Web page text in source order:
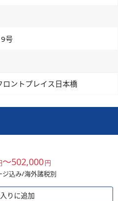
号
ントプレイス日本橋
～502,000円
ジ込み/海外諸税別
りに追加